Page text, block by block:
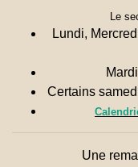
Le
Lundi,
Certains
Une